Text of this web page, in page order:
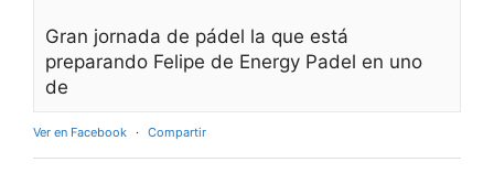
Gran jornada de pádel la que está
preparando Felipe de Energy Padel en uno
de
Ver en Facebook · Compartir